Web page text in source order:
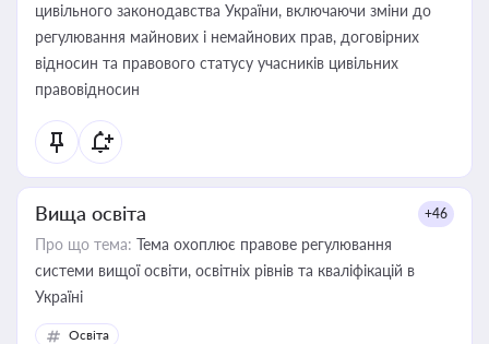
цивільного законодавства України, включаючи зміни до
регулювання майнових і немайнових прав, договірних
відносин та правового статусу учасників цивільних
правовідносин
Вища освіта +46
Про що тема: Тема охоплює правове регулювання
системи вищої освіти, освітніх рівнів та кваліфікацій в
Україні
Освіта